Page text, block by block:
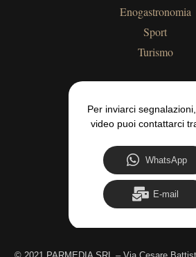
Enogastronomia
Sport
Turismo
Per inviarci
video puoi contattarci
WhatsApp
E-mail